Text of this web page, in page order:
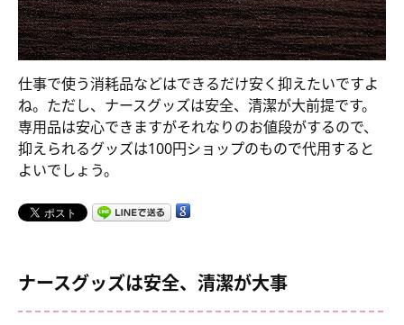
仕事で使う消耗品などはできるだけ安く抑えたいですよ
ね。ただし、ナースグッズは安全、清潔が大前提です。
専用品は安心できますがそれなりのお値段がするので、
抑えられるグッズは100円ショップのもので代用すると
よいでしょう。
ナースグッズは安全、清潔が大事